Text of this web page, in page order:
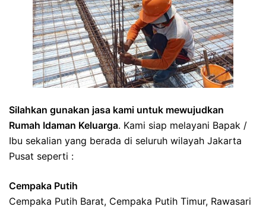
Silahkan gunakan jasa kami untuk mewujudkan
Rumah Idaman Keluarga. Kami siap melayani Bapak /
Ibu sekalian yang berada di seluruh wilayah Jakarta
Pusat seperti :
Cempaka Putih
Cempaka Putih Barat, Cempaka Putih Timur, Rawasari